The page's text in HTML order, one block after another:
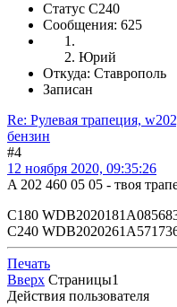
Статус C240
Сообщения: 625
Юрий
Откуда: Ставрополь
Записан
Re: Рулевая трапеция,
бензин
#4
12 ноября 2020, 09:35:26
A 202 460 05 05 - твоя
С180
С240
Печать
Вверх Страницы1
Действия пользователя